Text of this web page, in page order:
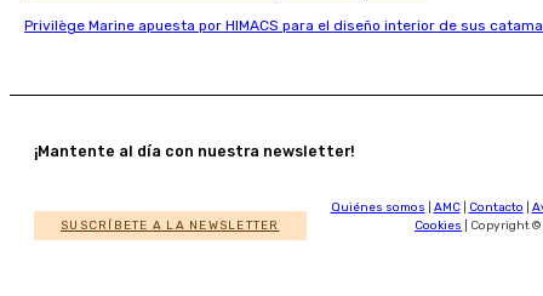
Privilège Marine apuesta por HIMACS para el diseño interior de sus
¡Mantente al día con nuestra newsletter!
SUSCRÍBETE A LA NEWSLETTER
Quiénes somos AMC| Contacto
Cookies | Copyright